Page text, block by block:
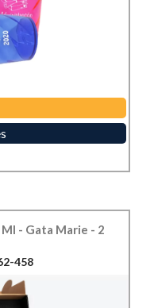
- Gata Marie - 2
458